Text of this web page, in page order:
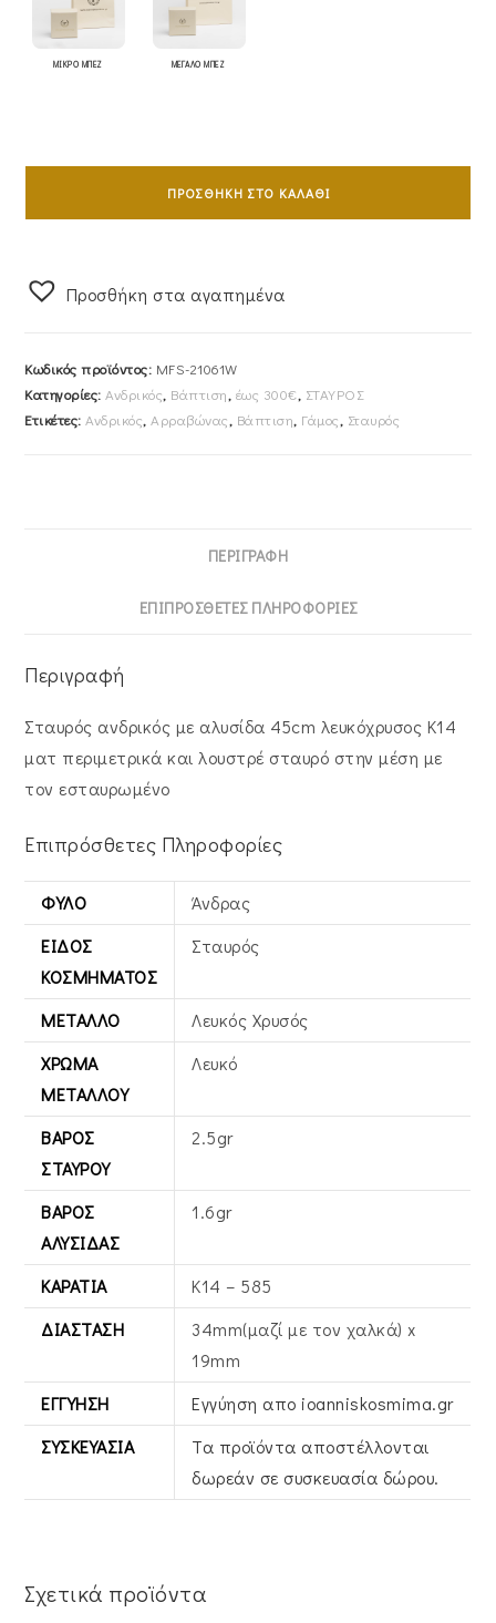
ΜΙΚΡΟ ΜΠΕΖ ΜΕΓΑΛΟ ΜΠΕΖ
Σταυρός
Με
Λευκόχρυσος
Περιμετρικά
Και
ποσότητα
ΠΡΟΣΘΉΚΗ ΣΤΟ ΚΑΛΆΘΙ
Προσθήκη στα αγαπημένα
Κωδικός προϊόντος: MFS-21061W
Κατηγορίες: Ανδρικός, Βάπτιση, έως 300€, ΣΤΑΥΡΟΣ
Ετικέτες: Ανδρικός, Αρραβώνας, Βάπτιση, Γάμος, Σταυρός
ΠΕΡΙΓΡΑΦΉ
ΕΠΙΠΡΌΣΘΕΤΕΣ ΠΛΗΡΟΦΟΡΊΕΣ
Περιγραφή
Σταυρός ανδρικός με αλυσίδα 45cm λευκόχρυσος Κ14
ματ περιμετρικά και λουστρέ σταυρό στην μέση με
τον εσταυρωμένο
Επιπρόσθετες Πληροφορίες
ΦΎΛΟ
Άνδρας
ΕΊΔΟΣ
ΚΟΣΜΉΜΑΤΟΣ
Σταυρός
ΜΈΤΑΛΛΟ
Λευκός Xρυσός
ΧΡΏΜΑ
ΜΕΤΆΛΛΟΥ
Λευκό
ΒΆΡΟΣ
ΣΤΑΥΡΟΎ
2.5gr
ΒΆΡΟΣ
ΑΛΥΣΊΔΑΣ
1.6gr
ΚΑΡΆΤΙΑ
Κ14 – 585
ΔΙΆΣΤΑΣΗ
34mm(μαζί με τον χαλκά) x
19mm
ΕΓΓΎΗΣΗ
Εγγύηση απο ioanniskosmima.gr
ΣΥΣΚΕΥΑΣΊΑ
Τα προϊόντα αποστέλλονται
δωρεάν σε συσκευασία δώρου.
Σχετικά προϊόντα